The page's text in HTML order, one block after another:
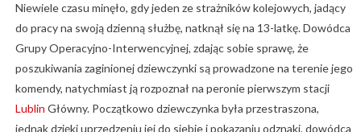
Niewiele czasu minęło, gdy jeden ze strażników kolejowych, jadący
do pracy na swoją dzienną służbę, natknął się na 13-latkę. Dowódca
Grupy Operacyjno-Interwencyjnej, zdając sobie sprawę, że
poszukiwania zaginionej dziewczynki są prowadzone na terenie jego
komendy, natychmiast ją rozpoznał na peronie pierwszym stacji
Lublin Główny. Początkowo dziewczynka była przestraszona,
jednak dzięki uprzedzeniu jej do siebie i pokazaniu odznaki, dowódca